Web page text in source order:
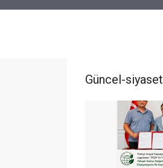
Güncel-siyaset